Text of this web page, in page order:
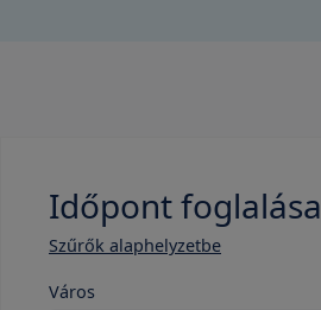
Időpont foglalása
Szűrők alaphelyzetbe
Város